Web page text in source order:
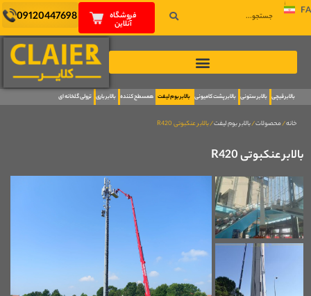
FA فروشگاه
آنلاین 09120447698
بالابر قیچی بالابر ستونی بالابر پشت کامیونی بالابر بوم لیفت همسطح کننده بالابر باری ترولی گلخانه ای
خانه/محصولات/بالابر بوم لیفت/ بالابر عنکبوتی R420
بالابر عنکبوتی R420